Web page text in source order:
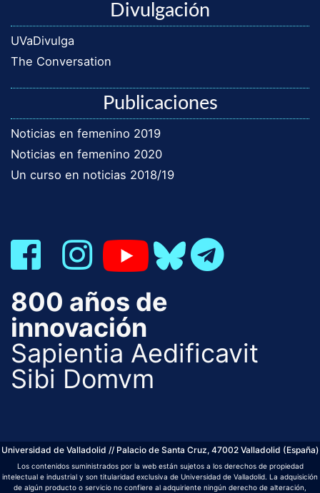
Divulgación
UVaDivulga
The Conversation
Publicaciones
Noticias en femenino 2019
Noticias en femenino 2020
Un curso en noticias 2018/19
800 años de
innovación
Sapientia Aedificavit
Sibi Domvm
Universidad de Valladolid // Palacio de Santa Cruz, 47002 Valladolid (España)
Los contenidos suministrados por la web están sujetos a los derechos de propiedad
intelectual e industrial y son titularidad exclusiva de Universidad de Valladolid. La adquisición
de algún producto o servicio no confiere al adquiriente ningún derecho de alteración,